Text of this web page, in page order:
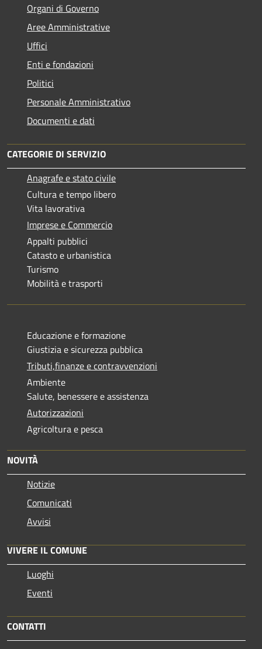
Organi di Governo
Aree Amministrative
Uffici
Enti e fondazioni
Politici
Personale Amministrativo
Documenti e dati
CATEGORIE DI SERVIZIO
Anagrafe e stato civile
Cultura e tempo libero
Vita lavorativa
Imprese e Commercio
Appalti pubblici
Catasto e urbanistica
Turismo
Mobilità e trasporti
Educazione e formazione
Giustizia e sicurezza pubblica
Tributi,finanze e contravvenzioni
Ambiente
Salute, benessere e assistenza
Autorizzazioni
Agricoltura e pesca
NOVITÀ
Notizie
Comunicati
Avvisi
VIVERE IL COMUNE
Luoghi
Eventi
CONTATTI